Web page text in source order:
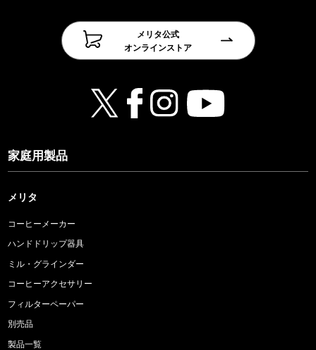
メリタ公式
オンラインストア
家庭用製品
メリタ
コーヒーメーカー
ハンドドリップ器具
ミル・グラインダー
コーヒーアクセサリー
フィルターペーパー
別売品
製品一覧